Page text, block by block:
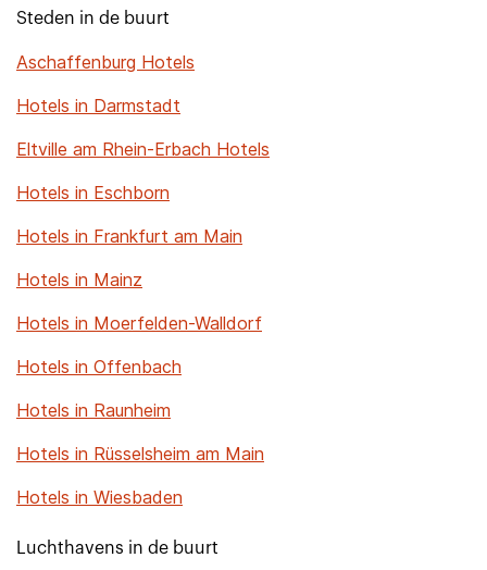
Steden in de buurt
Aschaffenburg Hotels
Hotels in Darmstadt
Eltville am Rhein-Erbach Hotels
Hotels in Eschborn
Hotels in Frankfurt am Main
Hotels in Mainz
Hotels in Moerfelden-Walldorf
Hotels in Offenbach
Hotels in Raunheim
Hotels in Rüsselsheim am Main
Hotels in Wiesbaden
Luchthavens in de buurt